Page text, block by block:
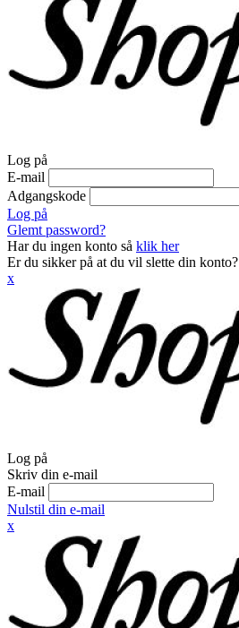
Log på
E-mail
Adgangskode
Log på
Glemt password?
Har du ingen konto så klik her
Er du sikker på at du vil slette din konto?
x
Log på
Skriv din e-mail
E-mail
Nulstil din e-mail
x